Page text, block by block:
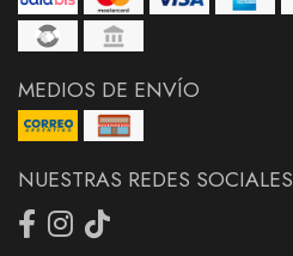
MEDIOS DE ENVÍO
NUESTRAS REDES SOCIALES